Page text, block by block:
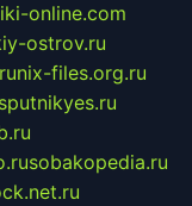
online.com
ostrov.ru
nix-files.org.ru
sputnikyes.ru
sobakopedia.ru